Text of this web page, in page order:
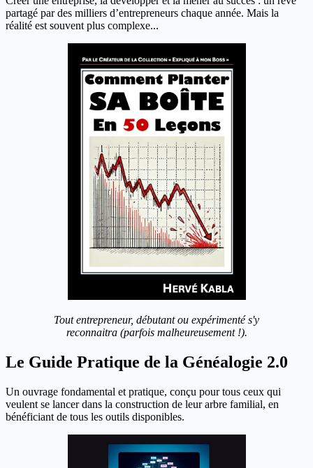
partagé par des milliers d’entrepreneurs chaque année. Mais la
réalité est souvent plus complexe...
Tout entrepreneur, débutant ou expérimenté s'y
reconnaitra (parfois malheureusement !).
Le Guide Pratique de la Généalogie 2.0
Un ouvrage fondamental et pratique, conçu pour tous ceux qui
veulent se lancer dans la construction de leur arbre familial, en
bénéficiant de tous les outils disponibles.